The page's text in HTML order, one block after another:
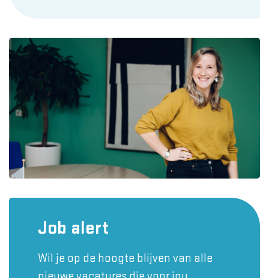
Job alert
Wil je op de hoogte blijven van alle